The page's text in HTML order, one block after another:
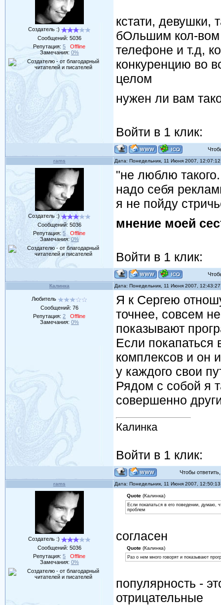
Создатель :)
Сообщений: 5036
Репутация:5
Offline
Замечания: 0%
кстати, девушки,
бОльшим кол-вом
телефоне и т.д,
конкуренцию во
целом
нужен ли вам
Войти в 1 клик:
rams Дата: Понедельник, 11 Июня 2007,
Создатель :)
Сообщений: 5036
Репутация:5
Offline
Замечания: 0%
"не люблю такого.
надо себя
я не пойду
мнение моей
Войти в 1 клик:
Калинка Дата: Понедельник, 11 Июня 2007,
Любитель
Сообщений: 76
Репутация:2
Offline
Замечания: 0%
Я к Сергею
точнее, совсем
показывают
Если покапаться
комплексов и он
у каждого свои
Рядом с собой я
совершенно
Калинка
Войти в 1 клик:
Чтобы
rams Дата: Понедельник, 11 Июня 2007,
Создатель :)
Сообщений: 5036
Репутация:5
Offline
Замечания: 0%
Quote(Калинка)
Если покапаться в его поведении, думаю,
проблем
согласен
Quote(Калинка)
Раз о нем много говорят и показывают
популярность -
отрицательные